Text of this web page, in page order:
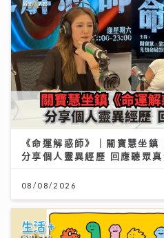
《命運解惑師》｜關寶慧坐
分享個人靈異經歷 回應聽眾真
08/08/2026